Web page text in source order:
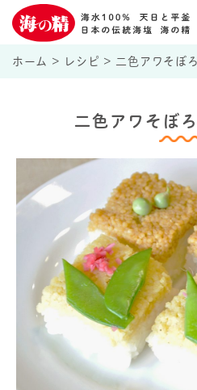
ホーム > レシピ > 二色アワそぼ
二色アワそぼ